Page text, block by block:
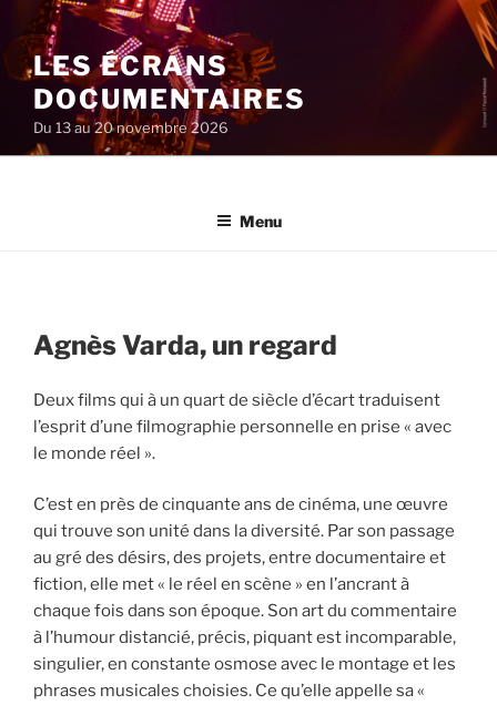
au
contenu
principal
LES ÉCRANS
DOCUMENTAIRES
Du 13 au 20 novembre 2026
Menu
Agnès Varda, un regard
Deux films qui à un quart de siècle d’écart traduisent
l’esprit d’une filmographie personnelle en prise « avec
le monde réel ».
C’est en près de cinquante ans de cinéma, une œuvre
qui trouve son unité dans la diversité. Par son passage
au gré des désirs, des projets, entre documentaire et
fiction, elle met « le réel en scène » en l’ancrant à
chaque fois dans son époque. Son art du commentaire
à l’humour distancié, précis, piquant est incomparable,
singulier, en constante osmose avec le montage et les
phrases musicales choisies. Ce qu’elle appelle sa «